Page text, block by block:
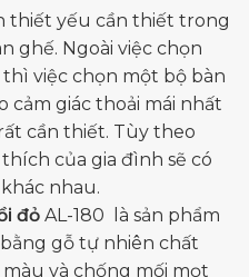
thiết yếu cần thiết trong
ghế. Ngoài việc chọn
việc chọn một bộ bàn
cảm giác thoải mái nhất
cần thiết. Tùy theo
của gia đình sẽ có
nhau.
đỏ AL-180 là sản phẩm
gỗ tự nhiên chất
và chống mối mọt